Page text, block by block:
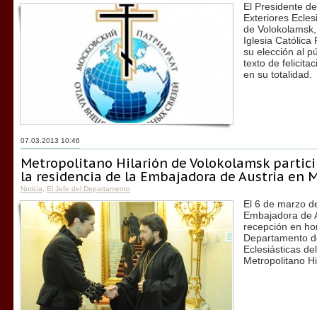
El Presidente
Exteriores
de
Iglesia Católica
su elección al
texto de
en su totalidad.
07.03.2013 10:46
Metropolitano Hilarión de Volokolamsk
la residencia de la Embajadora de Austria en
Noticia El Jefe del Departamento
El 6 de marzo
Embajadora de
recepción en
Departamento
Eclesiásticas
Metropolitano